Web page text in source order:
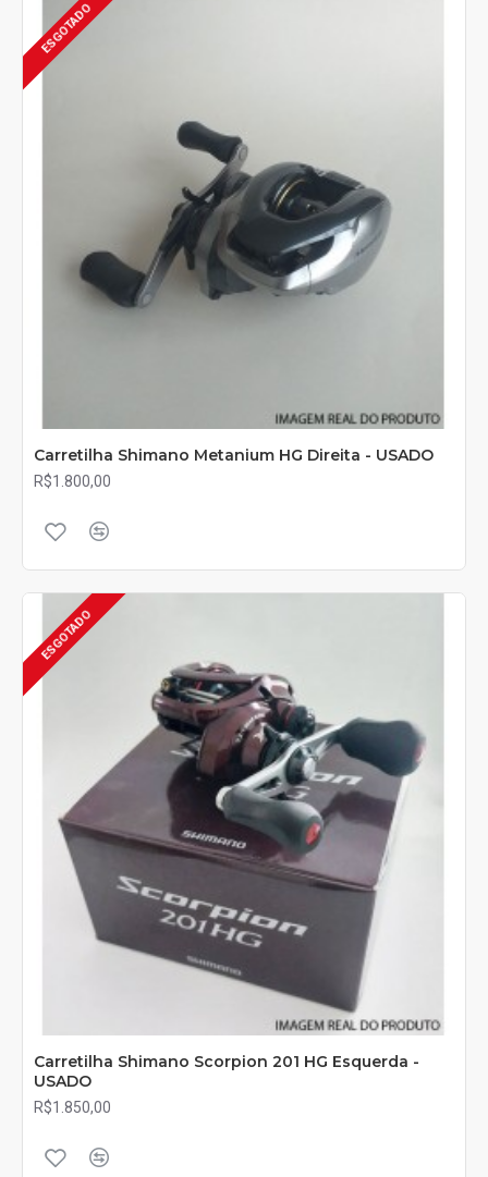
ESGOTADO
Carretilha Shimano Metanium HG Direita - USADO
R$1.800,00
ESGOTADO
Carretilha Shimano Scorpion 201 HG Esquerda -
USADO
R$1.850,00